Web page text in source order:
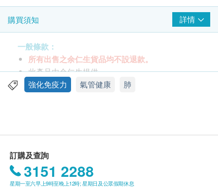
包裝規格
3克 x 6包
特性及功效
清熱利咽，益氣固表
此保健處方劑為余仁生與本地大學教授携手處方，
為關注提高免疫力的人士而設
成份
乳糖、蒺藜、麥芽糊精、板藍根、黃芪、蘆根、魚腥
購買須知 詳情
一般條款：
所有出售之余仁生貨品均不設退款。
此產品由余仁生提供。
如有任何爭議，余仁生及健康網購health.ESDlife
費。
我們將於確定訂單後2-4個工作天內安排發貨。
不排除運送時間會因節日而有所影響。當八號烈風
強化免疫力 氣管健康 肺
訂購及查詢
3151 2288
星期一至六早上9時至晚上12時; 星期日及公眾假期休息